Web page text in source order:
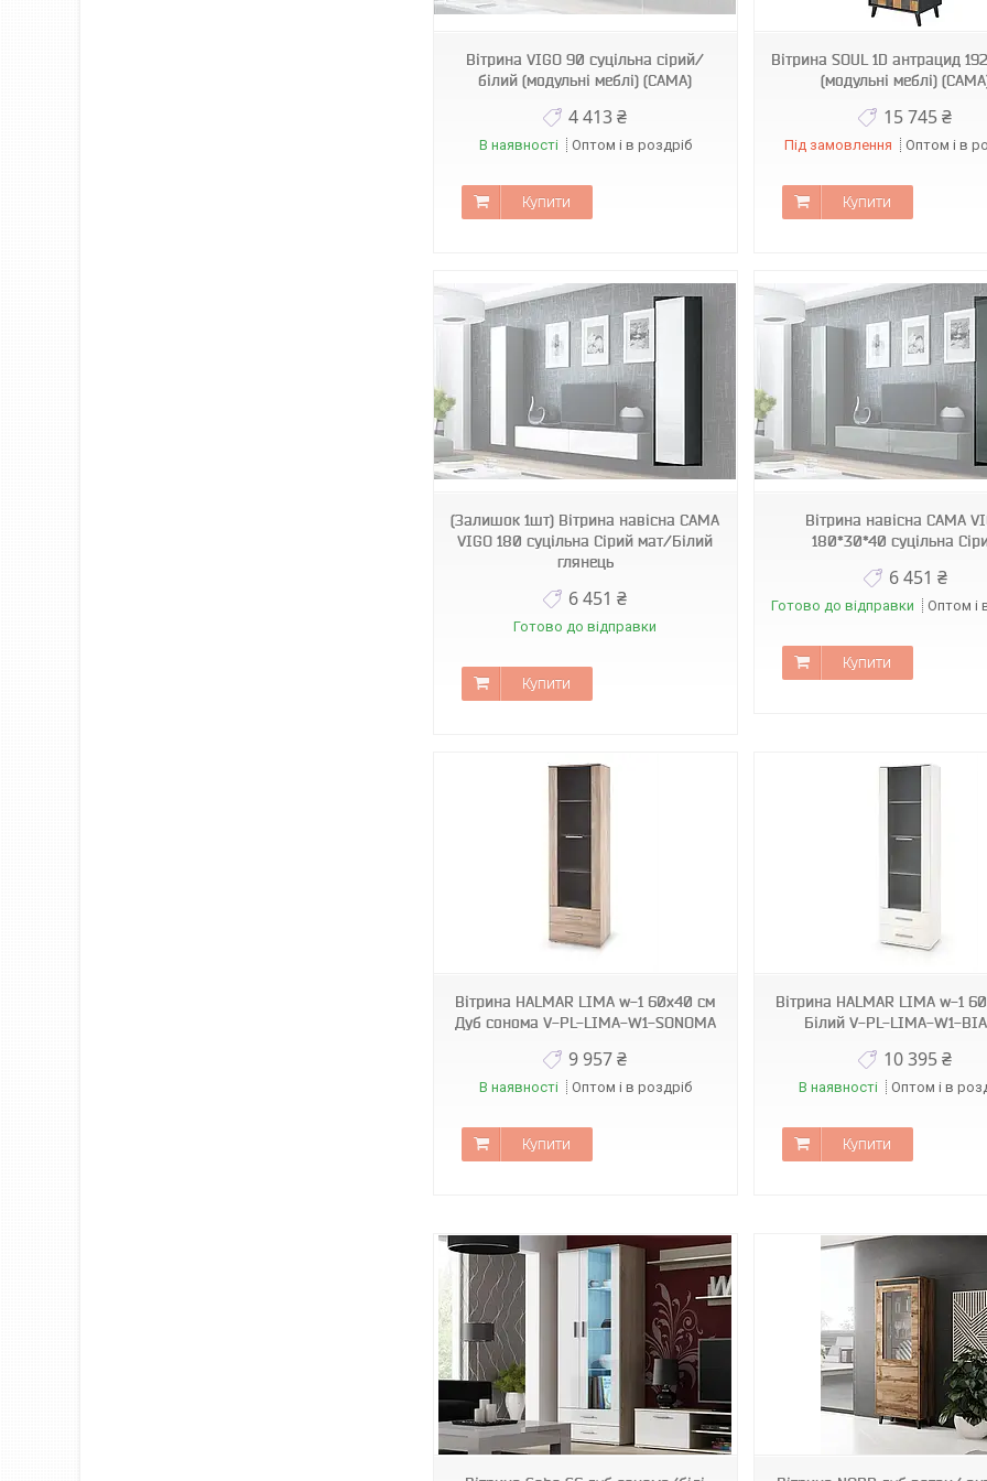
Вітрина VIGO 90 суцільна сірий/
білий (модульні меблі) (CAMA)
4 413 ₴
В наявності Оптом і в роздріб
Купити
Вітрина SOUL 1D антрацид
(модульні меблі)
15 745 ₴
Під замовлення Оптом і в
Купити
(Залишок 1шт) Вітрина навісна CAMA
VIGO 180 суцільна Сірий мат/Білий
глянець
6 451 ₴
Готово до відправки
Купити
3120
Вітрина навісна CAMA
180*30*40 суцільна
6 451 ₴
Готово до відправки Оптом і
Купити
0291
Вітрина HALMAR LIMA w-1 60x40 см
Дуб сонома V-PL-LIMA-W1-SONOMA
9 957 ₴
В наявності Оптом і в роздріб
Купити
218/V-PL-LIMA-W1-BIAŁY
Вітрина HALMAR LIMA w-1
Білий V-PL-LIMA-W1-
10 395 ₴
В наявності Оптом і в
Купити
219/V-PL-LIMA-W1-BIAŁY/SO
0291 5565А